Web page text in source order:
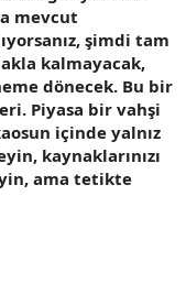
mevcut
şimdi tam
kalmayacak,
dönecek. Bu bir
Piyasa bir vahşi
içinde yalnız
kaynaklarınızı
ama tetikte